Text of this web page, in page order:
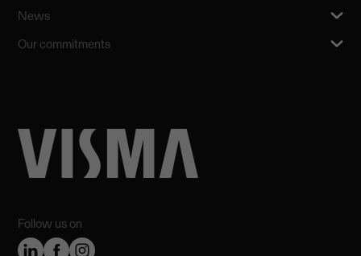
Follow us on
News
Our commitments